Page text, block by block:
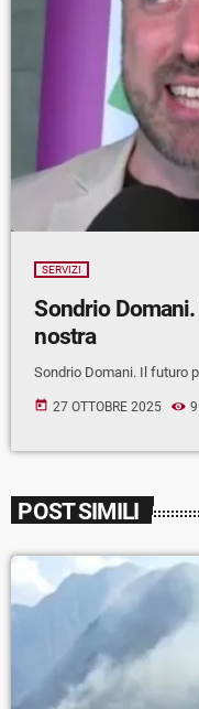
SERVIZI
Sondrio
nostra
Sondrio Domani. Il futuro
today 27 OTTOBRE 2025
POST SIMILI